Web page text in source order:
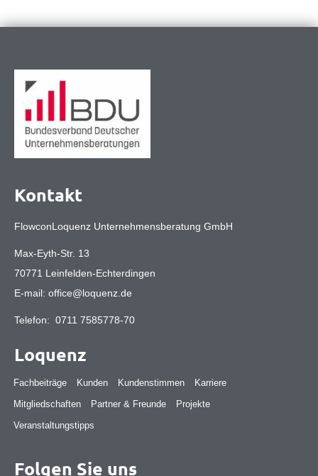
Kontakt
FlowconLoquenz Unternehmensberatung GmbH
Max-Eyth-Str. 13
70771 Leinfelden-Echterdingen
E-mail: office@loquenz.de
Telefon: 0711 7585778-70
Loquenz
Fachbeiträge Kunden Kundenstimmen
Karriere
Mitgliedschaften
Partner & Freunde
Projekte
Veranstaltungstipps
Folgen Sie uns